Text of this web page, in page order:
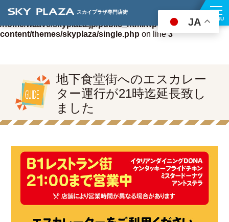
Warning
: Undefined variable $news_id in
/home/waave/skyplaza.jp/public_html/wp-
content/themes/skyplaza/single.php on line3
スカイプラザ専門店街
MENU
地下食堂街へのエスカレー
ター運行が21時迄延長致し
ました
JA